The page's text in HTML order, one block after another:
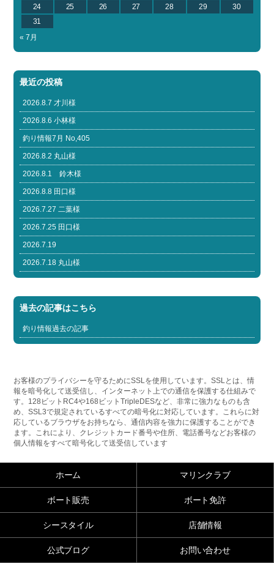
24
25 26 27 28 29
30
31
« 7月
最近の投稿
2026.8.7 才川様
2026.8.6 小林様
釣り情報7月 No,405
2026.8.2 丸山様
2026.8.1 鈴木様
2026.8.8 田口様
2026.7.27 二葉様
2026.7.25 田口様
2026.7.19
2026.7.18 丸山様
過去の記事はこちら
釣り情報過去の記事
お客様のプライバシーを守るためにSSLを使用しています。SSLとは、情
報を暗号化して送受信し、インターネット上での通信を保護する仕組みで
す。128ビットRC4や168ビットTripleDESなど、非常に強力なものも含
め、SSL3で規定されているすべての暗号化に対応しています。これらに対
応しているブラウザをお持ちなら、通信内容を強力に保護することができ
ます。これにより、クレジットカード番号や住所、電話番号などお客様の
個人情報をすべて暗号化して送受信しています
ホーム マリンクラブ
ボート販売 ボート免許
シースタイル 店舗情報
公式ブログ お問い合わせ